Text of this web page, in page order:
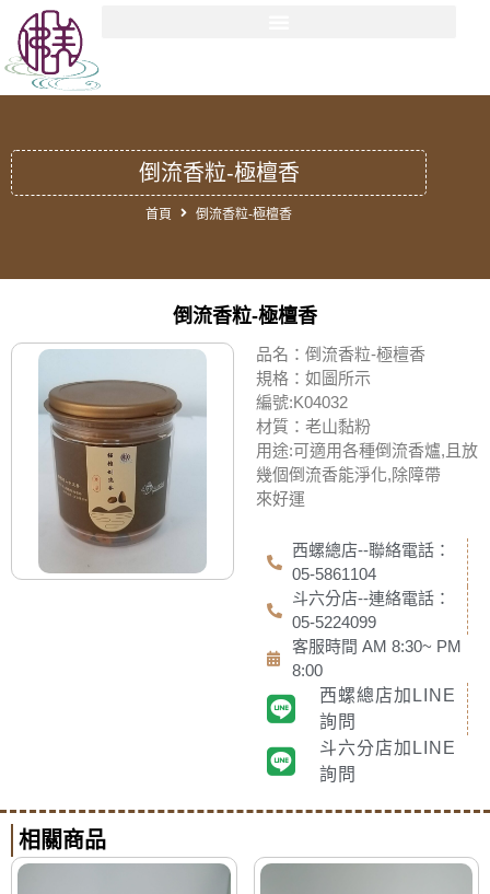
倒流香粒-極檀香
首頁 倒流香粒-極檀香
倒流香粒-極檀香
品名：倒流香粒-極檀香
規格：如圖所示
編號:K04032
材質：老山黏粉
用途:可適用各種倒流香爐,且放
幾個倒流香能淨化,除障帶
來好運
西螺總店--聯絡電話：
05-5861104
斗六分店--連絡電話：
05-5224099
客服時間 AM 8:30~ PM
8:00
西螺總店加LINE
詢問
斗六分店加LINE
詢問
相關商品